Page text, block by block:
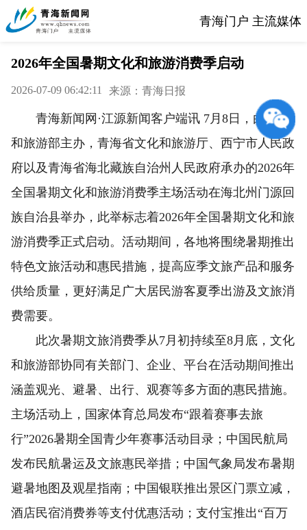
青海门户 主流媒体
2026年全国暑期文化和旅游消费季启动
2026-07-09 06:42:11 来源：青海日报
青海新闻网·江源新闻客户端讯 7月8日，由文化
和旅游部主办，青海省文化和旅游厅、西宁市人民政
府以及青海省海北藏族自治州人民政府承办的2026年
全国暑期文化和旅游消费季主场活动在海北州门源回
族自治县举办，此举标志着2026年全国暑期文化和旅
游消费季正式启动。活动期间，各地将围绕暑期推出
特色文旅活动和惠民措施，提高应季文旅产品和服务
供给质量，更好满足广大居民游客夏季出游及文旅消
费需要。
此次暑期文旅消费季从7月初持续至8月底，文化
和旅游部协同有关部门、企业、平台在活动期间推出
涵盖观光、避暑、出行、观赛等多方面的惠民措施。
主场活动上，国家体育总局发布“跟着赛事去旅
行”2026暑期全国青少年赛事活动目录；中国民航局
发布民航暑运及文旅惠民举措；中国气象局发布暑期
避暑地图及观星指南；中国银联推出景区门票立减，
酒店民宿消费券等支付优惠活动；支付宝推出“百万